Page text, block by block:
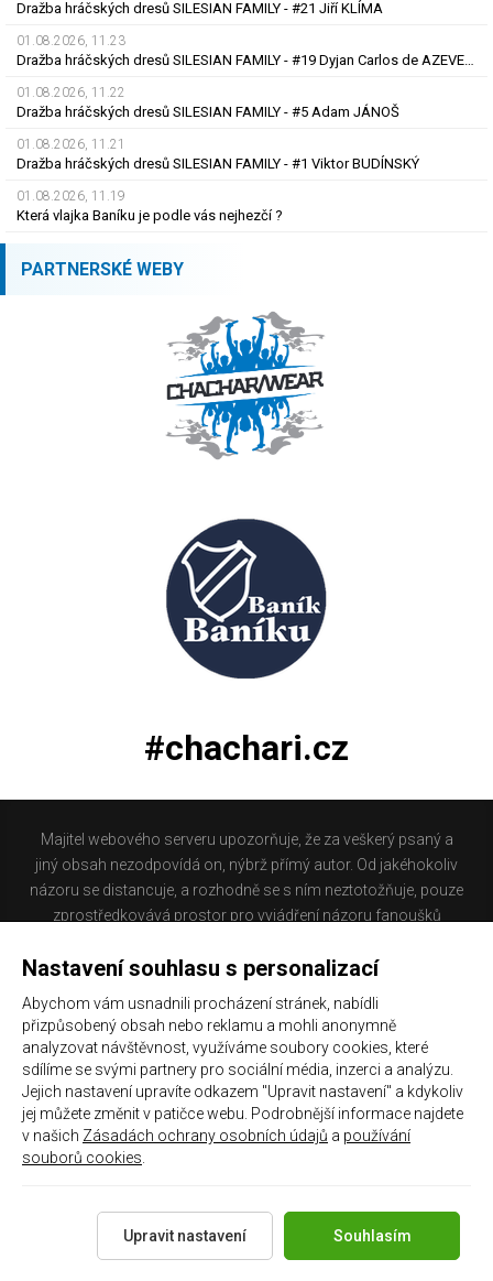
Dražba hráčských dresů SILESIAN FAMILY - #21 Jiří KLÍMA
01.08.2026, 11.23
Dražba hráčských dresů SILESIAN FAMILY - #19 Dyjan Carlos de AZEVEDO
01.08.2026, 11.22
Dražba hráčských dresů SILESIAN FAMILY - #5 Adam JÁNOŠ
01.08.2026, 11.21
Dražba hráčských dresů SILESIAN FAMILY - #1 Viktor BUDÍNSKÝ
01.08.2026, 11.19
Která vlajka Baníku je podle vás nejhezčí ?
PARTNERSKÉ WEBY
#chachari.cz
Majitel webového serveru upozorňuje, že za veškerý psaný a
jiný obsah nezodpovídá on, nýbrž přímý autor. Od jakéhokoliv
názoru se distancuje, a rozhodně se s ním neztotožňuje, pouze
zprostředkovává prostor pro vyjádření názoru fanoušků
nacházíte obsahuje materiál, který někteří lidé mohou
nejsou dle právní úpravy zákona č. 480/2004 Sb., o některých
službách informační společnosti a o změně některých zákonů
(zákon o některých službách informační společnosti) a
zejména §6 citovaného zákona, odpovědni za příspěvky
návštěvníků těchto stránek.
Galerie|Historie
Copyright 2021 ©Chachaři.czVšechna práva vyhrazena.
Created by
Nastavení souhlasu s personalizací
Abychom vám usnadnili procházení stránek, nabídli
přizpůsobený obsah nebo reklamu a mohli anonymně
analyzovat návštěvnost, využíváme soubory cookies, které
sdílíme se svými partnery pro sociální média, inzerci a analýzu.
Jejich nastavení upravíte odkazem "Upravit nastavení" a kdykoliv
jej můžete změnit v patičce webu. Podrobnější informace najdete
v našich Zásadách ochrany osobních údajů a používání
souborů cookies
Souhlasím
Upravit nastavení